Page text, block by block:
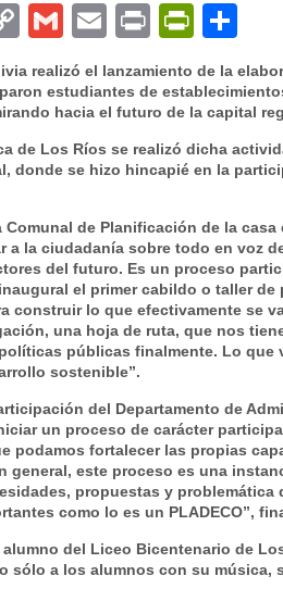
C
p
y
Li
k
G
m
ai
l
E
ai
l
P
ri
nt
P
ri
nt
Fr
ie
dl
y
o
m
p
ar
realizó el lanzamiento de la
estudiantes de
hacia el futuro de la capital
de Los Ríos se realizó dicha
donde se hizo hincapié en la
de Planificación de la casa
a la ciudadanía sobre todo en voz
del futuro. Es un proceso
el primer cabildo o taller
construir lo que efectivamente se
una hoja de ruta, que nos
públicas finalmente. Lo que
sostenible”.
del Departamento de
un proceso de carácter
podamos fortalecer las propias
general, este proceso es una
propuestas y
como lo es un PLADECO”,
del Liceo Bicentenario de
sólo a los alumnos con su música,